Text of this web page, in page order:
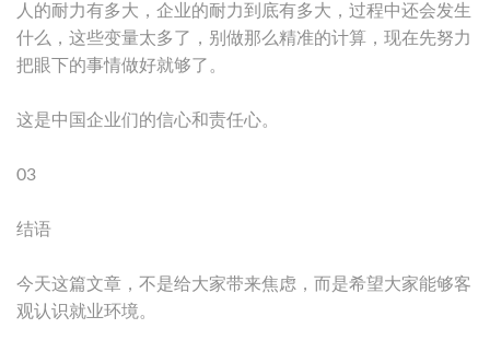
人的耐力有多大，企业的耐力到底有多大，过程中还会发生
什么，这些变量太多了，别做那么精准的计算，现在先努力
把眼下的事情做好就够了。
这是中国企业们的信心和责任心。
03
结语
今天这篇文章，不是给大家带来焦虑，而是希望大家能够客
观认识就业环境。